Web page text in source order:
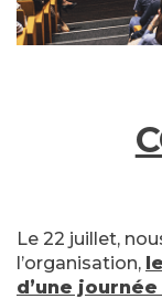
Le 22 juillet,
l’organisation,
d’une